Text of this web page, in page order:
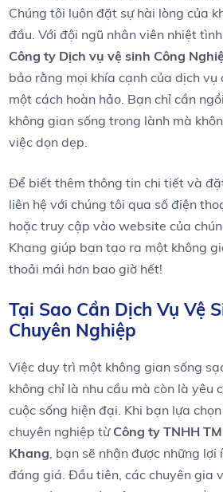
Chúng ‌tôi luôn‌ đặt sự hài lòng của
đầu.‌ Với đội ngũ nhân viên nhiệt
Công ty Dịch vụ vệ⁤ sinh Công
bảo rằng mọi khía cạnh của dịch vụ
một cách hoàn ⁤hảo.⁤ Bạn chỉ cần
không gian sống trong⁣ lành mà
việc dọn ⁤dẹp.
Để biết thêm thông tin chi tiết và
liên hệ với ‌chúng⁤ tôi qua số điện
hoặc truy⁢ cập vào website của
Khang ⁣giúp bạn tạo ra một không
thoải mái hơn bao giờ hết!
Tại ⁢Sao Cần Dịch Vụ Vệ
⁢Chuyên ⁣Nghiệp
Việc duy⁤ trì một không ⁤gian sống
không chỉ ⁤là nhu cầu mà⁢ còn là yêu
cuộc‍ sống​ hiện đại. ⁢Khi bạn lựa
​chuyên nghiệp từ Công ty TNHH
Khang , bạn sẽ nhận được những
‌đáng giá. Đầu⁢ tiên,⁣ các chuyên gia